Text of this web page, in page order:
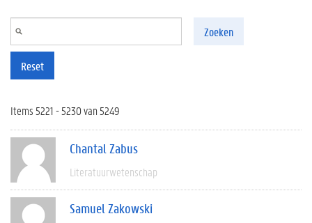
Zoeken
Reset
Items 5221 - 5230 van 5249
Chantal Zabus
Literatuurwetenschap
Samuel Zakowski